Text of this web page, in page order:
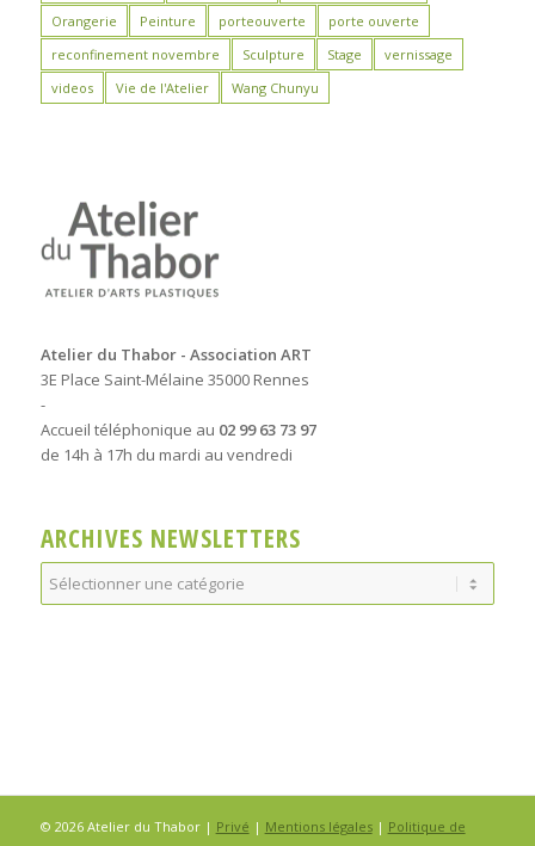
Orangerie
Peinture porteouverte
porte ouverte
reconfinement novembre
Sculpture Stage
vernissage
videos
Vie de l'Atelier Wang Chunyu
Atelier du Thabor - Association ART
3E Place Saint-Mélaine 35000 Rennes
-
Accueil téléphonique au 02 99 63 73 97
de 14h à 17h du mardi au vendredi
ARCHIVES NEWSLETTERS
Archives
Newsletters
© 2026 Atelier du Thabor | Privé | Mentions légales| Politique de